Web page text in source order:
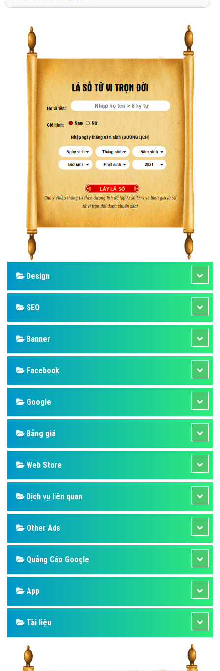
Design
SEO
Banner
Facebook
Google
Bảng giá
Web Store
Dịch vụ liên quan
Other Ads
Quảng Cáo Google
App
Tài liệu